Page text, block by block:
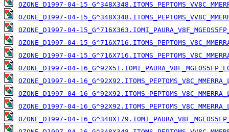
OZONE_D1997-04-
OZONE_D1997-04-
OZONE_D1997-04-
OZONE_D1997-04-
OZONE_D1997-04-
OZONE_D1997-04-
OZONE_D1997-04-
OZONE_D1997-04-
OZONE_D1997-04-
OZONE_D1997-04-